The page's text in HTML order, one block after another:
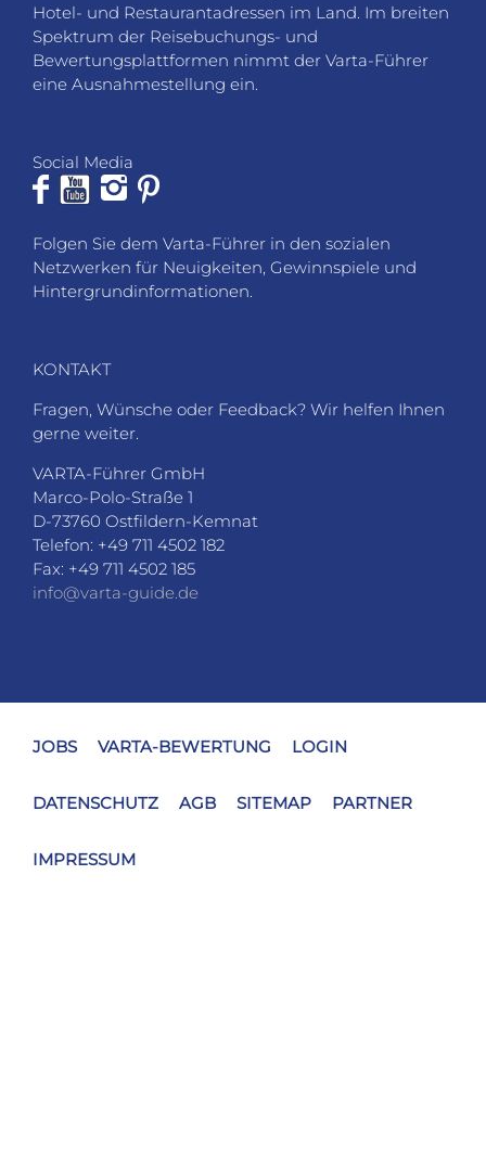
Hotel- und Restaurantadressen im Land. Im breiten
Spektrum der Reisebuchungs- und
Bewertungsplattformen nimmt der Varta-Führer
eine Ausnahmestellung ein.
Social Media
Folgen Sie dem Varta-Führer in den sozialen
Netzwerken für Neuigkeiten, Gewinnspiele und
Hintergrundinformationen.
KONTAKT
Fragen, Wünsche oder Feedback? Wir helfen Ihnen
gerne weiter.
VARTA-Führer GmbH
Marco-Polo-Straße 1
D-73760 Ostfildern-Kemnat
Telefon: +49 711 4502 182
Fax: +49 711 4502 185
info@varta-guide.de
JOBS VARTA-BEWERTUNG LOGIN
DATENSCHUTZ AGB SITEMAP PARTNER
IMPRESSUM